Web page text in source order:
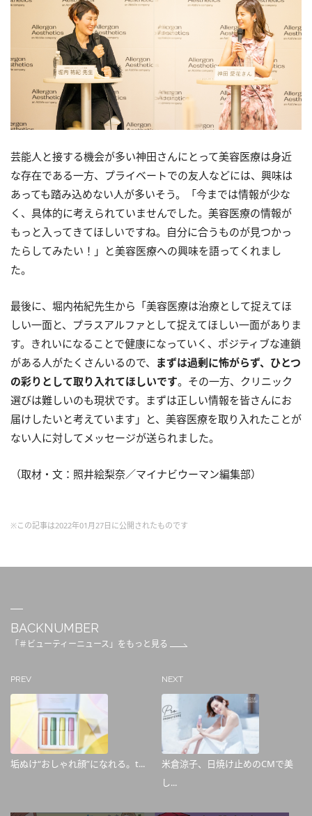
芸能人と接する機会が多い神田さんにとって美容医療は身近
な存在である一方、プライベートでの友人などには、興味は
あっても踏み込めない人が多いそう。「今までは情報が少な
く、具体的に考えられていませんでした。美容医療の情報が
もっと入ってきてほしいですね。自分に合うものが見つかっ
たらしてみたい！」と美容医療への興味を語ってくれまし
た。
最後に、堀内祐紀先生から「美容医療は治療として捉えてほ
しい一面と、プラスアルファとして捉えてほしい一面がありま
す。きれいになることで健康になっていく、ポジティブな連鎖
がある人がたくさんいるので、 まずは過剰に怖がらず、ひとつ
の彩りとして取り入れてほしいです。その一方、クリニック
選びは難しいのも現状です。まずは正しい情報を皆さんにお
届けしたいと考えています」と、美容医療を取り入れたことが
ない人に対してメッセージが送られました。
（取材・文：照井絵梨奈／マイナビウーマン編集部）
※この記事は2022年01月27日に公開されたものです
BACKNUMBER
「＃ビューティーニュース」をもっと見る
PREV
垢ぬけ“おしゃれ顔”になれる。t...
NEXT
米倉涼子、日焼け止めのCMで美
し...